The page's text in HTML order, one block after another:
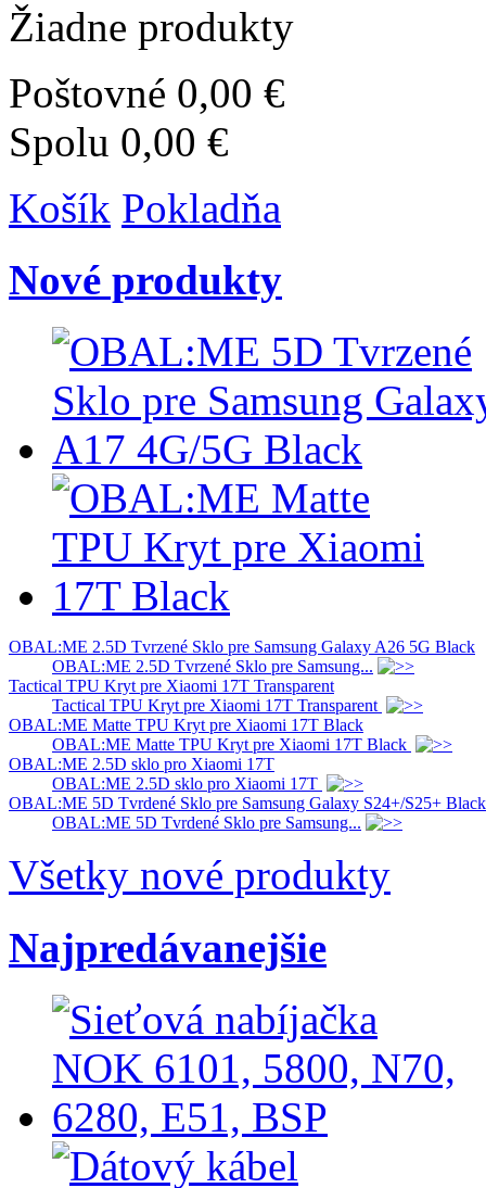
Žiadne produkty
Poštovné 0,00 €
Spolu 0,00 €
Košík Pokladňa
Nové produkty
OBAL:ME 2.5D Tvrzené Sklo pre Samsung Galaxy A26 5G Black
OBAL:ME 2.5D Tvrzené Sklo pre Samsung...
Tactical TPU Kryt pre Xiaomi 17T Transparent
Tactical TPU Kryt pre Xiaomi 17T Transparent
OBAL:ME Matte TPU Kryt pre Xiaomi 17T Black
OBAL:ME Matte TPU Kryt pre Xiaomi 17T Black
OBAL:ME 2.5D sklo pro Xiaomi 17T
OBAL:ME 2.5D sklo pro Xiaomi 17T
OBAL:ME 5D Tvrdené Sklo pre Samsung Galaxy S24+/S25+ Black
OBAL:ME 5D Tvrdené Sklo pre Samsung...
Všetky nové produkty
Najpredávanejšie